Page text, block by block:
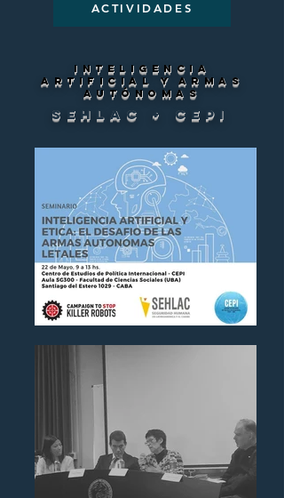
ACTIVIDADES
INTELIGENCIA
ARTIFICIAL Y ARMAS
AUTÓNOMAS
SEHLAC + cepi